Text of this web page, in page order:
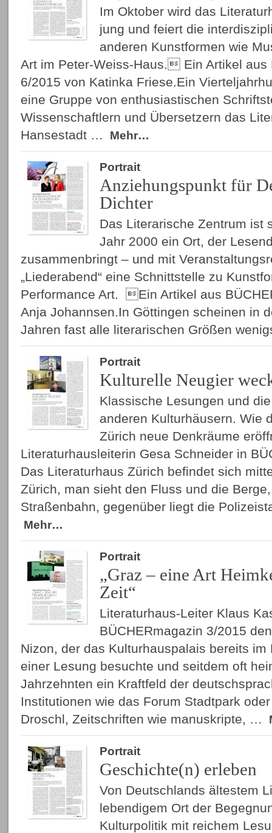
Im Oktober wird das
jung und feiert die
anderen Kunstformen wie
Art im Peter-Weiss-Haus. Ein Artikel aus
6/2015 von Katinka Friese.Ein
eine Gruppe von enthusiastischen
Wissenschaftlern und Übersetzern das
Hansestadt …
Mehr…
Portrait
Anziehungspunkt für
Dichter
Das Literarische Zentrum ist
Jahr 2000 ein Ort, der
zusammenbringt – und mit
„Liederabend“ eine Schnittstelle zu
Performance Art. Ein Artikel aus
Anja Johannsen.In Göttingen scheinen in
Jahren fast alle literarischen Größen
Portrait
Kulturelle Neugier
Klassische Lesungen und
anderen Kulturhäusern. Wie
Zürich neue Denkräume
Literaturhausleiterin Gesa Schneider in
Das Literaturhaus Zürich befindet sich
Zürich, man sieht den Fluss und die
Straßenbahn, gegenüber liegt die
Mehr…
Portrait
„Graz – eine Art
Zeit“
Literaturhaus-Leiter Klaus
BÜCHERmagazin 3/2015
Nizon, der das Kulturhauspalais bereits im
einer Lesung besuchte und seitdem oft
Jahrzehnten ein Kraftfeld der
Institutionen wie das Forum Stadtpark
Droschl, Zeitschriften wie manuskripte, …
Portrait
Geschichte(n) erleben
Von Deutschlands ältestem
lebendigem Ort der
Kulturpolitik mit reichem